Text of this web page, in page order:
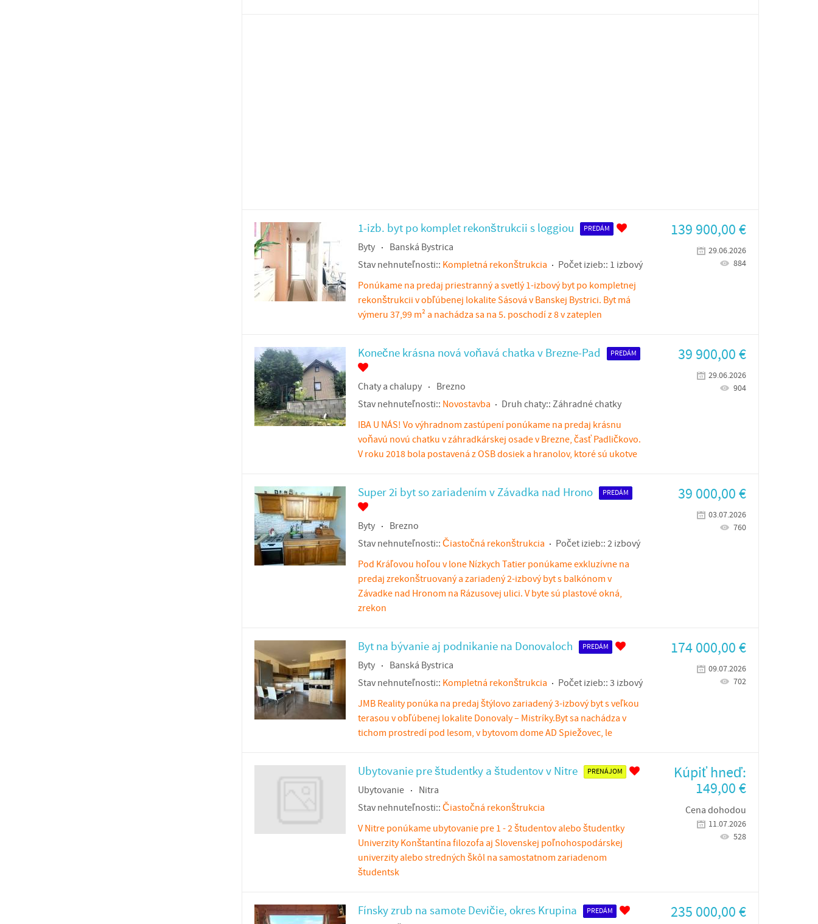
1-izb. byt po komplet rekonštrukcii s loggiou PREDÁM
Byty
Banská Bystrica
Stav nehnuteľnosti:: Kompletná rekonštrukcia Počet izieb:: 1 izbový
Ponúkame na predaj priestranný a svetlý 1-izbový byt po kompletnej
rekonštrukcii v obľúbenej lokalite Sásová v Banskej Bystrici. Byt má
výmeru 37,99 m² a nachádza sa na 5. poschodí z 8 v zateplen
139 900,00€
29.06.2026
884
Konečne krásna nová voňavá chatka v Brezne-Pad PREDÁM
Chaty a chalupy
Brezno
Stav nehnuteľnosti:: Novostavba Druh chaty:: Záhradné chatky
IBA U NÁS! Vo výhradnom zastúpení ponúkame na predaj krásnu
voňavú novú chatku v záhradkárskej osade v Brezne, časť Padličkovo.
V roku 2018 bola postavená z OSB dosiek a hranolov, ktoré sú ukotve
39 900,00€
29.06.2026
904
Super 2i byt so zariadením v Závadka nad Hrono PREDÁM
Byty
Brezno
Stav nehnuteľnosti:: Čiastočná rekonštrukcia Počet izieb:: 2 izbový
Pod Kráľovou hoľou v lone Nízkych Tatier ponúkame exkluzívne na
predaj zrekonštruovaný a zariadený 2-izbový byt s balkónom v
Závadke nad Hronom na Rázusovej ulici. V byte sú plastové okná,
zrekon
39 000,00€
03.07.2026
760
Byt na bývanie aj podnikanie na Donovaloch PREDÁM
Byty
Banská Bystrica
Stav nehnuteľnosti:: Kompletná rekonštrukcia Počet izieb:: 3 izbový
JMB Reality ponúka na predaj štýlovo zariadený 3-izbový byt s veľkou
terasou v obľúbenej lokalite Donovaly – Mistríky.Byt sa nachádza v
tichom prostredí pod lesom, v bytovom dome AD Spiežovec, le
174 000,00€
09.07.2026
702
Ubytovanie pre študentky a študentov v Nitre PRENÁJOM
Ubytovanie
Nitra
Stav nehnuteľnosti:: Čiastočná rekonštrukcia
V Nitre ponúkame ubytovanie pre 1 - 2 študentov alebo študentky
Univerzity Konštantína filozofa aj Slovenskej poľnohospodárskej
univerzity alebo stredných škôl na samostatnom zariadenom
študentsk
Kúpiť hneď:
149,00€
Cena dohodou
11.07.2026
528
Fínsky zrub na samote Devičie, okres Krupina PREDÁM 235 000,00€